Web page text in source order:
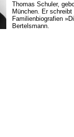
Thomas Schuler,
München. Er
Familienbiografien
Bertelsmann.